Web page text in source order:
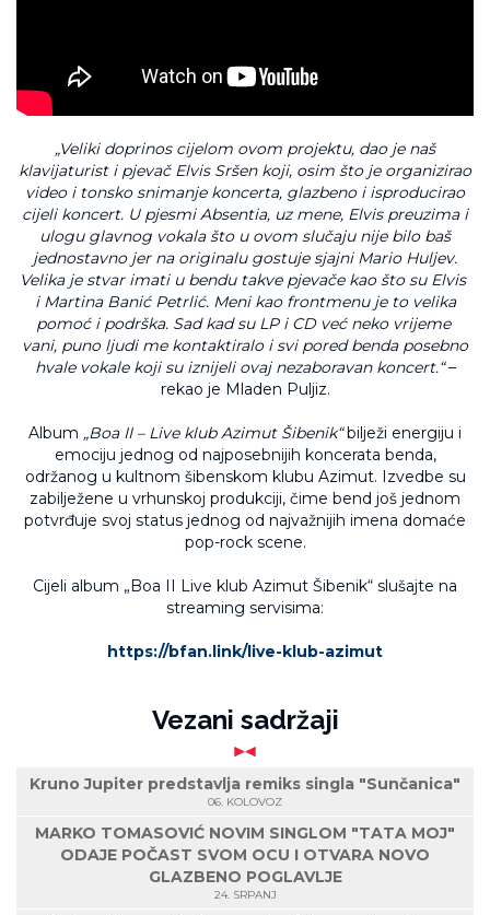
„Veliki doprinos cijelom ovom projektu, dao je naš
klavijaturist i pjevač Elvis Sršen koji, osim što je organizirao
video i tonsko snimanje koncerta, glazbeno i isproducirao
cijeli koncert. U pjesmi Absentia, uz mene, Elvis preuzima i
ulogu glavnog vokala što u ovom slučaju nije bilo baš
jednostavno jer na originalu gostuje sjajni Mario Huljev.
Velika je stvar imati u bendu takve pjevače kao što su Elvis
i Martina Banić Petrlić. Meni kao frontmenu je to velika
pomoć i podrška. Sad kad su LP i CD već neko vrijeme
vani, puno ljudi me kontaktiralo i svi pored benda posebno
hvale vokale koji su iznijeli ovaj nezaboravan koncert.“–
rekao je Mladen Puljiz.
Album „Boa II – Live klub Azimut Šibenik“bilježi energiju i
emociju jednog od najposebnijih koncerata benda,
održanog u kultnom šibenskom klubu Azimut. Izvedbe su
zabilježene u vrhunskoj produkciji, čime bend još jednom
potvrđuje svoj status jednog od najvažnijih imena domaće
pop-rock scene.
Cijeli album „Boa II Live klub Azimut Šibenik“ slušajte na
streaming servisima:
https://bfan.link/live-klub-azimut
Vezani sadržaji
Kruno Jupiter predstavlja remiks singla "Sunčanica"
06. KOLOVOZ
MARKO TOMASOVIĆ NOVIM SINGLOM "TATA MOJ"
ODAJE POČAST SVOM OCU I OTVARA NOVO
GLAZBENO POGLAVLJE
24. SRPANJ